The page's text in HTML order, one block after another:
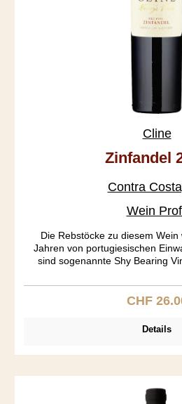
Cline
Zinfandel
Contra
Wein
Die Rebstöcke zu diesem
Jahren von portugiesischen
sind sogenannte Shy Bearing
Oakley Vineyard war wegen
Phylloxera befallen. Die Tannine
Aromen vermengen sich mit
Regulärer
CHF
Details